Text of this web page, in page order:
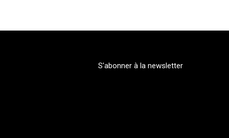
S'abonner à la newsletter